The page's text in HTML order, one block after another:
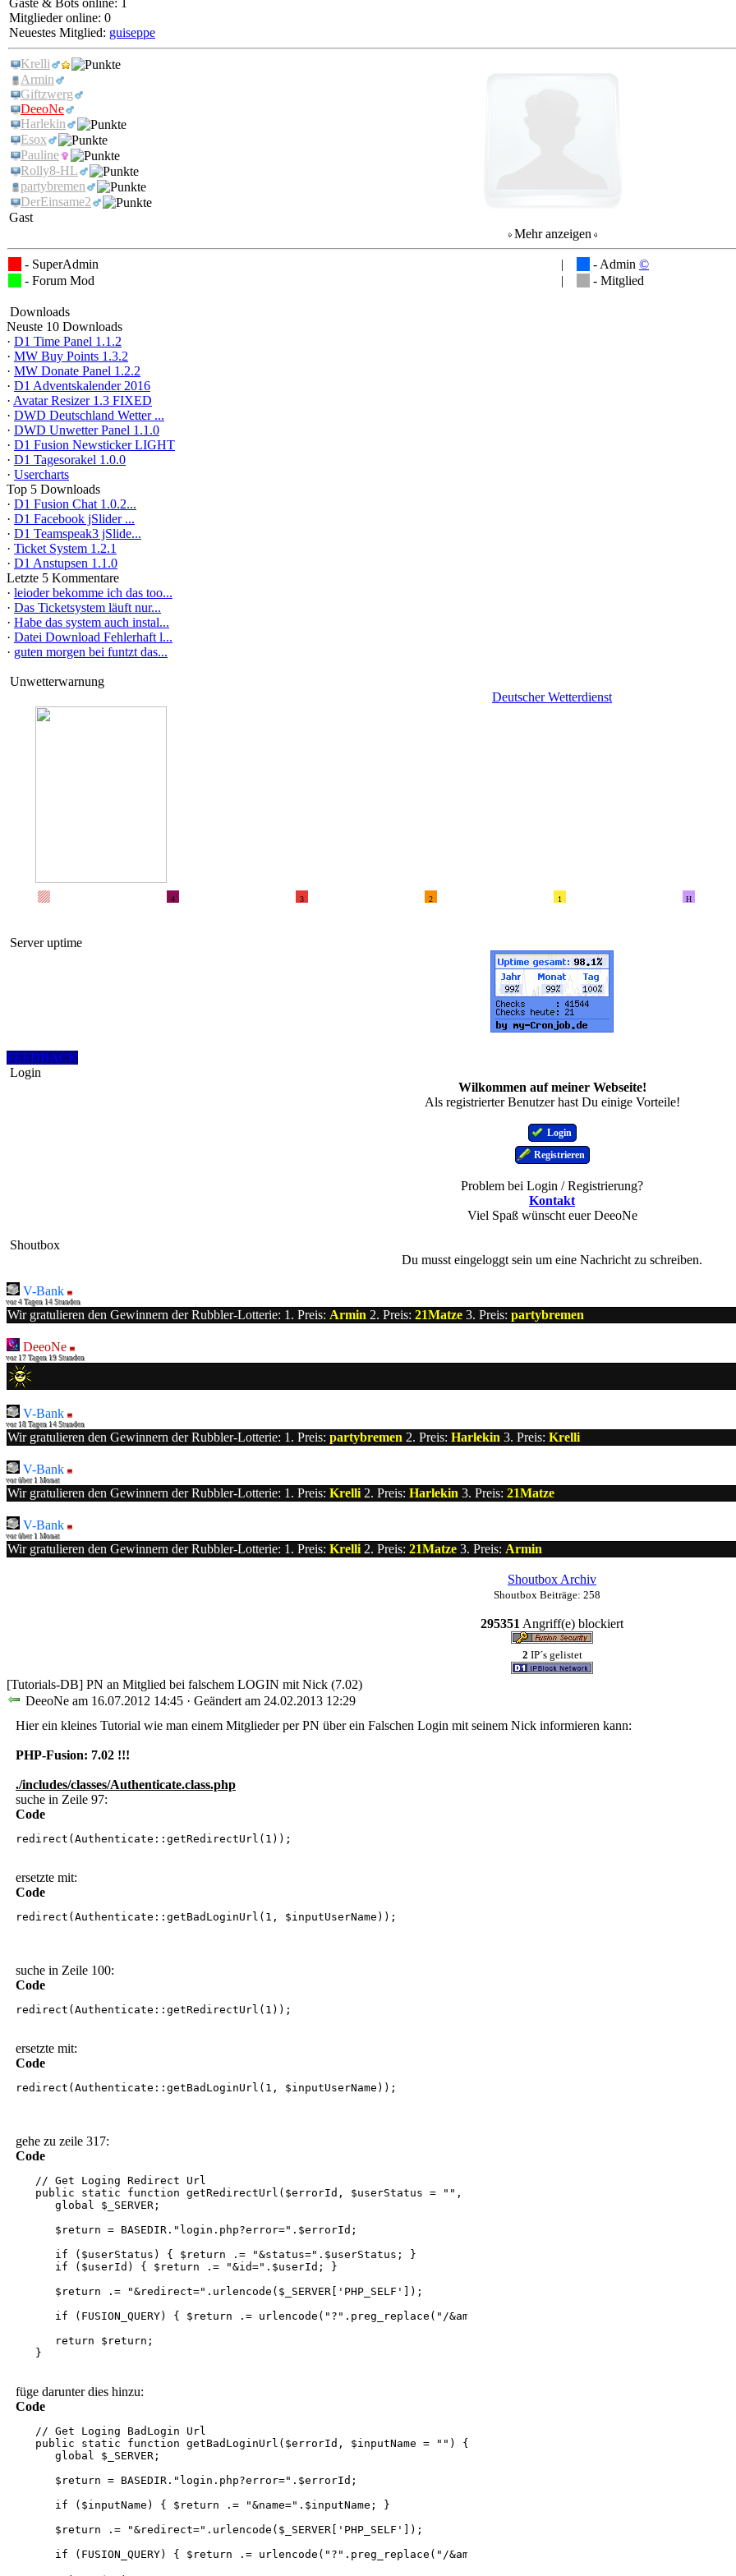
Gäste & Bots online: 1
Mitglieder online: 0
Neuestes Mitglied: guiseppe
Krelli
Armin
Giftzwerg
DeeoNe
Harlekin
Esox
Pauline
Rolly8-HL
partybremen
DerEinsame2
Gast
Mehr anzeigen
- SuperAdmin | - Admin ©
- Forum Mod
| - Mitglied
Downloads
Neuste 10 Downloads
· D1 Time Panel 1.1.2
· MW Buy Points 1.3.2
· MW Donate Panel 1.2.2
· D1 Adventskalender 2016
· Avatar Resizer 1.3 FIXED
· DWD Deutschland Wetter ...
· DWD Unwetter Panel 1.1.0
· D1 Fusion Newsticker LIGHT
· D1 Tagesorakel 1.0.0
· Usercharts
Top 5 Downloads
· D1 Fusion Chat 1.0.2...
· D1 Facebook jSlider ...
· D1 Teamspeak3 jSlide...
· Ticket System 1.2.1
· D1 Anstupsen 1.1.0
Letzte 5 Kommentare
· leioder bekomme ich das too...
· Das Ticketsystem läuft nur...
· Habe das system auch instal...
· Datei Download Fehlerhaft l...
· guten morgen bei funtzt das...
Unwetterwarnung
Deutscher Wetterdienst
4 3 2 1 H
Server uptime
FEEDBACK
Login
Wilkommen auf meiner Webseite!
Als registrierter Benutzer hast Du einige Vorteile!
Login
Registrieren
Problem bei Login / Registrierung?
Kontakt
Viel Spaß wünscht euer DeeoNe
Shoutbox
Du musst eingeloggt sein um eine Nachricht zu schreiben.
V-Bank
vor 4 Tagen 14 Stunden
Wir gratulieren den Gewinnern der Rubbler-Lotterie: 1. Preis: Armin 2. Preis: 21Matze 3. Preis: partybremen
DeeoNe
vor 17 Tagen 19 Stunden
V-Bank
vor 18 Tagen 14 Stunden
Wir gratulieren den Gewinnern der Rubbler-Lotterie: 1. Preis: partybremen 2. Preis: Harlekin 3. Preis: Krelli
V-Bank
vor über 1 Monat
Wir gratulieren den Gewinnern der Rubbler-Lotterie: 1. Preis: Krelli 2. Preis: Harlekin 3. Preis: 21Matze
V-Bank
vor über 1 Monat
Wir gratulieren den Gewinnern der Rubbler-Lotterie: 1. Preis: Krelli 2. Preis: 21Matze 3. Preis: Armin
Shoutbox Archiv
Shoutbox Beiträge: 258
295351 Angriff(e) blockiert
2 IP´s gelistet
[Tutorials-DB] PN an Mitglied bei falschem LOGIN mit Nick (7.02)
DeeoNe am 16.07.2012 14:45 · Geändert am 24.02.2013 12:29
Hier ein kleines Tutorial wie man einem Mitglieder per PN über ein Falschen Login mit seinem Nick informieren kann:
PHP-Fusion: 7.02 !!!
./includes/classes/Authenticate.class.php
suche in Zeile 97:
Code
redirect(Authenticate::getRedirectUrl(1));
ersetzte mit:
Code
redirect(Authenticate::getBadLoginUrl(1, $inputUserName));
suche in Zeile 100:
Code
redirect(Authenticate::getRedirectUrl(1));
ersetzte mit:
Code
redirect(Authenticate::getBadLoginUrl(1, $inputUserName));
gehe zu zeile 317:
Code
// Get Loging Redirect Url
public static function getRedirectUrl($errorId, $userStatus = "", $userId = "") {
global $_SERVER;
$return = BASEDIR."login.php?error=".$errorId;
if ($userStatus) { $return .= "&status=".$userStatus; }
if ($userId) { $return .= "&id=".$userId; }
$return .= "&redirect=".urlencode($_SERVER['PHP_SELF']);
if (FUSION_QUERY) { $return .= urlencode("?".preg_replace("/&amp;/i", "&", FUSION_QUERY)); }
return $return;
}
füge darunter dies hinzu:
Code
// Get Loging BadLogin Url
public static function getBadLoginUrl($errorId, $inputName = "") {
global $_SERVER;
$return = BASEDIR."login.php?error=".$errorId;
if ($inputName) { $return .= "&name=".$inputName; }
$return .= "&redirect=".urlencode($_SERVER['PHP_SELF']);
if (FUSION_QUERY) { $return .= urlencode("?".preg_replace("/&amp;/i", "&", FUSION_QUERY)); }